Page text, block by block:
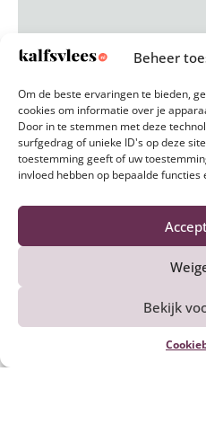
Beheer
Om de beste ervaringen te bieden,
cookies om informatie over je
Door in te stemmen met deze
surfgedrag of unieke ID's op deze
toestemming geeft of uw
invloed hebben op bepaalde functies
Bekijk
Reset stappen
Ook lekker